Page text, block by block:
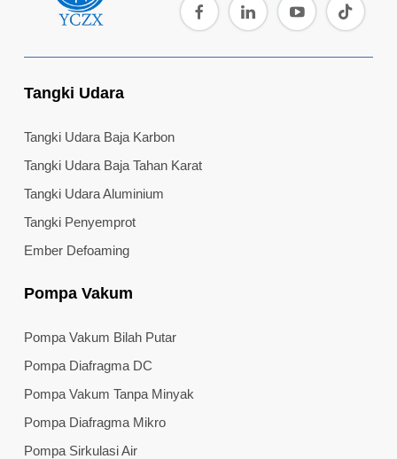
memastikan
bahwa tangki
Tangki Udara
Tangki Udara Baja Karbon
Tangki Udara Baja Tahan Karat
Tangki Udara Aluminium
Tangki Penyemprot
Ember Defoaming
Pompa Vakum
Pompa Vakum Bilah Putar
Pompa Diafragma DC
Pompa Vakum Tanpa Minyak
Pompa Diafragma Mikro
Pompa Sirkulasi Air